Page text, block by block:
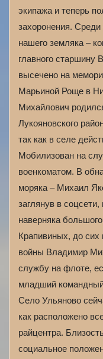
экипажа и теперь
захоронения.
нашего земляка –
главного старшину
высечено на
Марьиной Роще в
Михайлович
Лукояновского
так как в селе
Мобилизован на
военкоматом. В
моряка – Михаил
заглянув в
наверняка
Крапивиных, до сих
войны Владимир
службу на флоте,
младший
Село Ульяново
как расположено
райцентра.
социальное